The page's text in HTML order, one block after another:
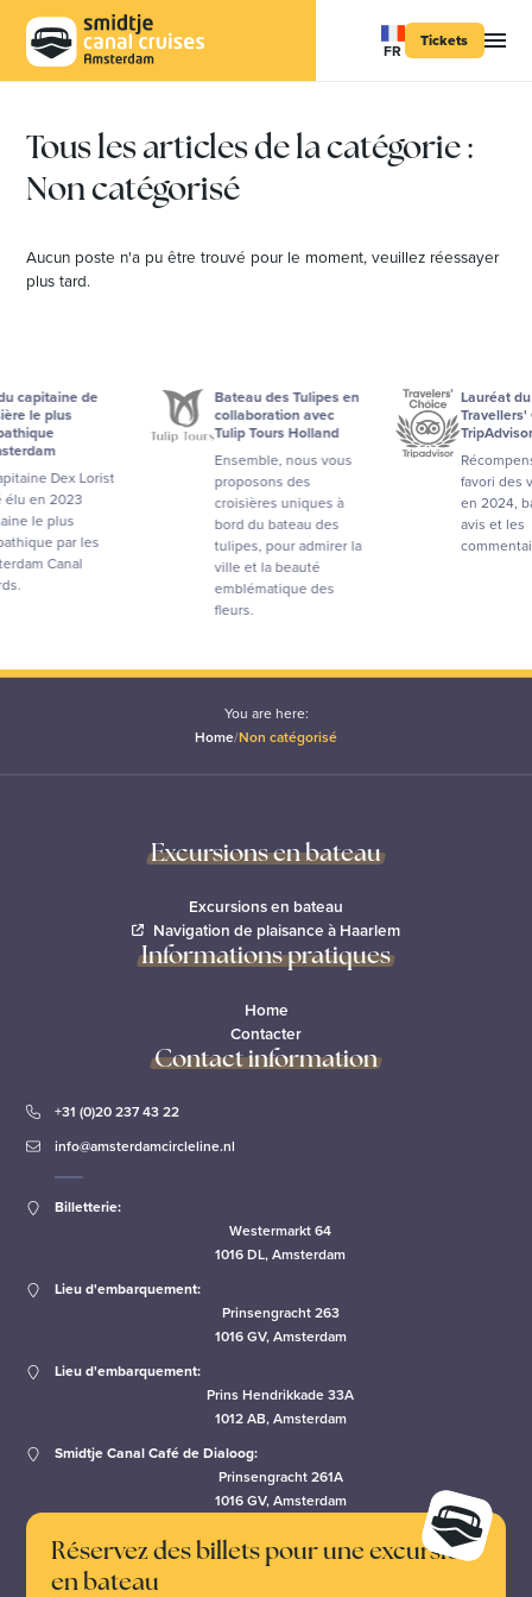
FR Tickets
Tous les articles de la catégorie :
Non catégorisé
Aucun poste n'a pu être trouvé pour le moment, veuillez réessayer
plus tard.
de
plus
Dex Lorist
2023
plus
par les
Canal
Bateau des Tulipes en
collaboration avec
Tulip Tours Holland
Ensemble, nous vous
proposons des
croisières uniques à
bord du bateau des
tulipes, pour admirer la
ville et la beauté
emblématique des
fleurs.
Lauréat du prix
Travellers'
TripAdvisor
Récompensé
favori des
en 2024, basé
avis et les
commentaires.
You are here:
Home/Non catégorisé
Excursions en bateau
Excursions en bateau
Navigation de plaisance à Haarlem
Informations pratiques
Home
Contacter
Contact information
+31 (0)20 237 43 22
info@amsterdamcircleline.nl
Billetterie:
Westermarkt 64
1016 DL, Amsterdam
Lieu d'embarquement:
Prinsengracht 263
1016 GV, Amsterdam
Lieu d'embarquement:
Prins Hendrikkade 33A
1012 AB, Amsterdam
Smidtje Canal Café de Dialoog:
Prinsengracht 261A
1016 GV, Amsterdam
Réservez des billets pour une excursion
en bateau